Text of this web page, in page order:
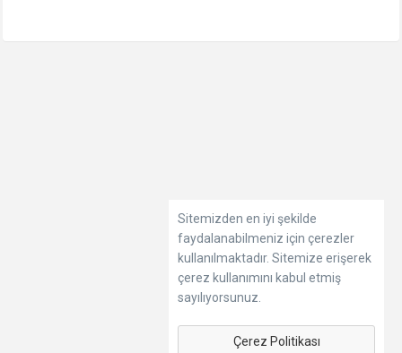
Sitemizden en iyi şekilde
faydalanabilmeniz için çerezler
kullanılmaktadır. Sitemize erişerek
çerez kullanımını kabul etmiş
sayılıyorsunuz.
Çerez Politikası